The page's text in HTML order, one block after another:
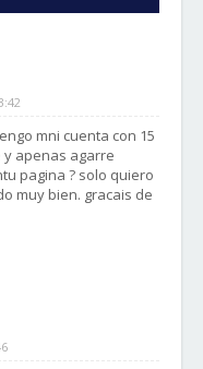
mni cuenta con 15
apenas agarre
pagina ? solo quiero
muy bien. gracais de